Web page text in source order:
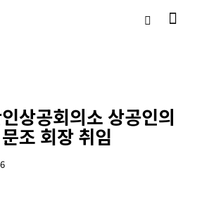
상공회의소 상공인의
조 회장 취임